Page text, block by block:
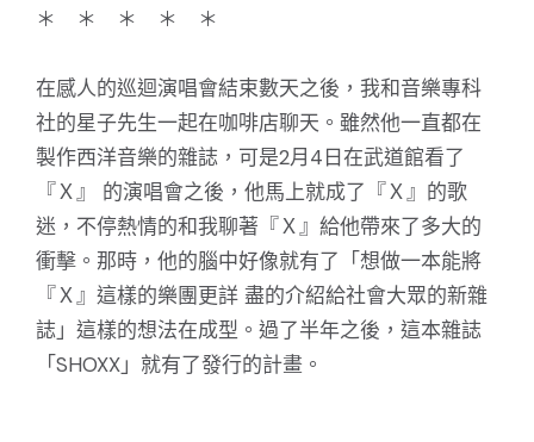
＊ ＊ ＊ ＊ ＊
在感人的巡迴演唱會結束數天之後，我和音樂專科
社的星子先生一起在咖啡店聊天。雖然他一直都在
製作西洋音樂的雜誌，可是2月4日在武道館看了
『Ｘ』 的演唱會之後，他馬上就成了『Ｘ』的歌
迷，不停熱情的和我聊著『Ｘ』給他帶來了多大的
衝擊。那時，他的腦中好像就有了「想做一本能將
『Ｘ』這樣的樂團更詳 盡的介紹給社會大眾的新雜
誌」這樣的想法在成型。過了半年之後，這本雜誌
「SHOXX」就有了發行的計畫。